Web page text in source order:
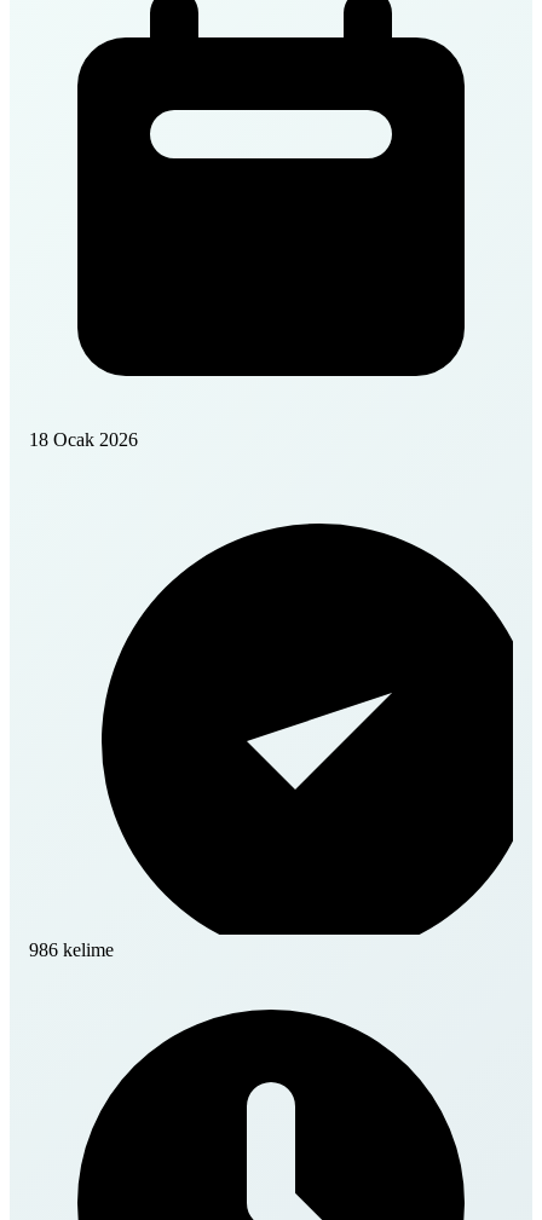
18 Ocak 2026
986 kelime